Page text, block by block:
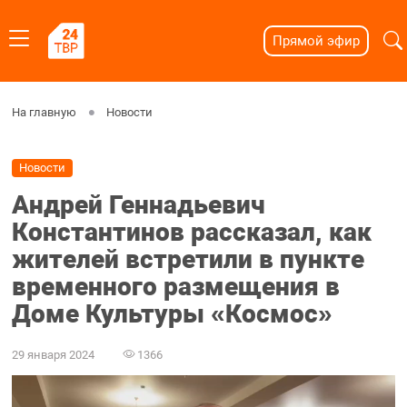
Прямой эфир
На главную Новости
Новости
Андрей Геннадьевич
Константинов рассказал, как
жителей встретили в пункте
временного размещения в
Доме Культуры «Космос»
29 января 2024 1366